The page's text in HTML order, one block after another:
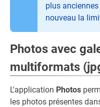
plus anciennes
nouveau la
Photos avec
multiformats
L'application Photos
les photos présentes